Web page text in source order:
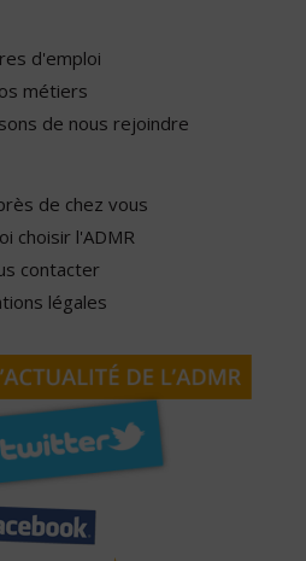
d'emploi
métiers
de nous rejoindre
de chez vous
choisir l'ADMR
contacter
légales